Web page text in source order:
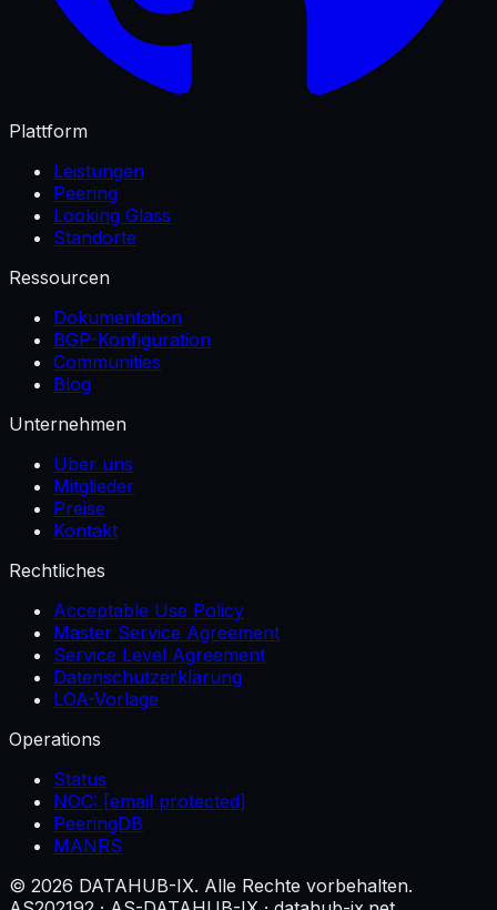
Plattform
Leistungen
Peering
Looking Glass
Standorte
Ressourcen
Dokumentation
BGP-Konfiguration
Communities
Blog
Unternehmen
Über uns
Mitglieder
Preise
Kontakt
Rechtliches
Acceptable Use Policy
Master Service Agreement
Service Level Agreement
Datenschutzerklärung
LOA-Vorlage
Operations
Status
NOC: [email protected]
PeeringDB
MANRS
© 2026 DATAHUB-IX. Alle Rechte vorbehalten.